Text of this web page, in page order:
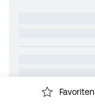
Favoriten